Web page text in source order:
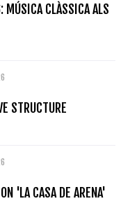
MÚSICA CLÀSSICA ALS
STRUCTURE
'LA CASA DE ARENA'